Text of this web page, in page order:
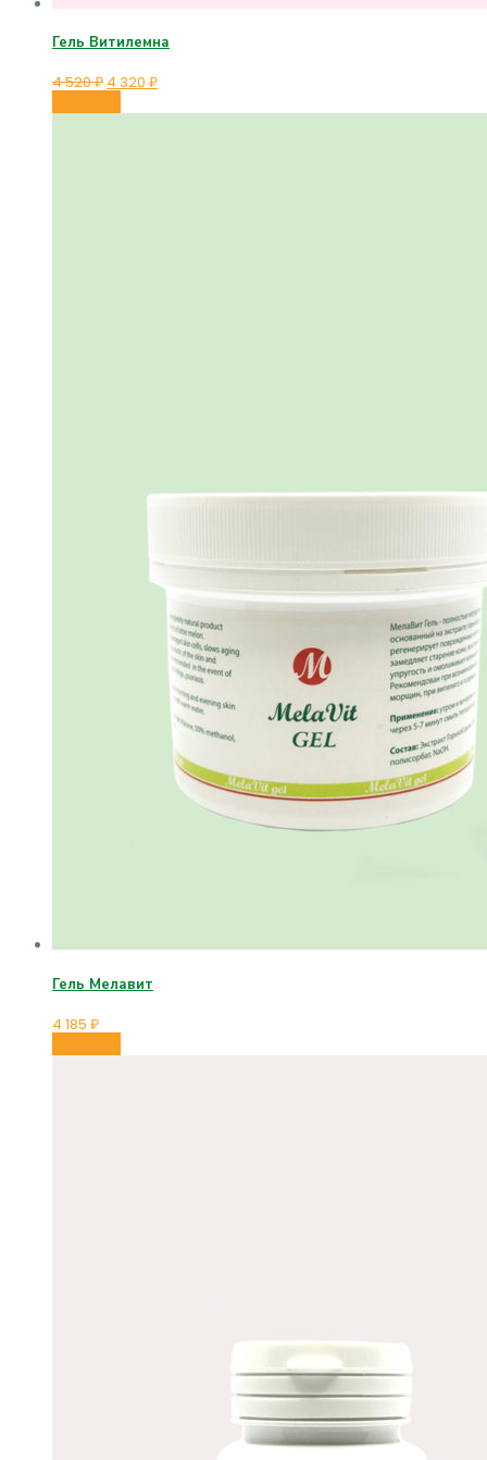
Гель Витилемна
4 520₽ 4 320 ₽
Гель Мелавит
4 185 ₽